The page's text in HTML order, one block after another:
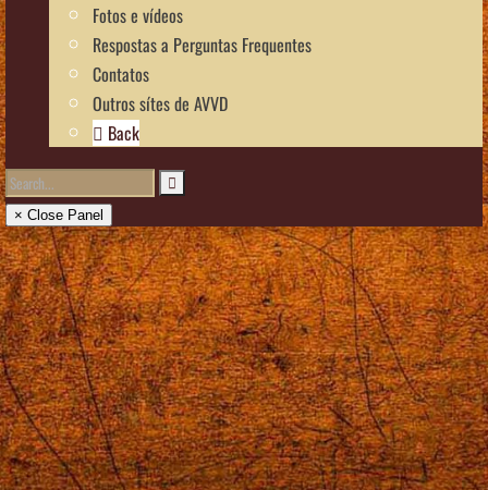
Fotos e vídeos
Respostas a Perguntas Frequentes
Contatos
Outros sítes de AVVD
Back
× Close Panel